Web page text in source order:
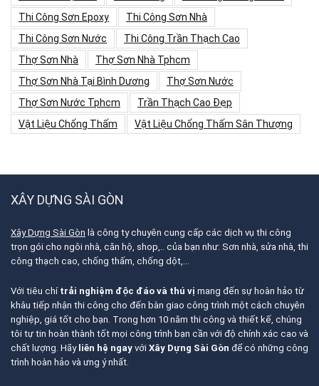
Thi Công Sơn Epoxy
Thi Công Sơn Nhà
Thi Công Sơn Nước
Thi Công Trần Thạch Cao
Thợ Sơn Nhà
Thợ Sơn Nhà Tphcm
Thợ Sơn Nhà Tại Bình Dương
Thợ Sơn Nước
Thợ Sơn Nước Tphcm
Trần Thạch Cao Đẹp
Vật Liệu Chống Thấm
Vật Liệu Chống Thấm Sân Thượng
XÂY DỰNG SÀI GÒN
Xây Dựng Sài Gòn là công ty chuyên cung cấp các dịch vụ thi công
trọn gói cho ngôi nhà, căn hộ, shop,.. của bạn như: Sơn nhà, sửa nhà, thi
công thạch cao, chống thấm, chống dột,…
Với tiêu chí trải nghiệm độc đáo và thú vị mang đến sự hoàn hảo từ
khâu tiếp nhận thi công cho đến bàn giao công trình một cách chuyên
nghiệp, giá tốt cho bạn. Trong hơn 10 năm thi công và thiết kế, chúng
tôi tự tin hoàn thành tốt mọi công trình bạn cần với độ chính xác cao và
chất lượng. Hãy liên hệ ngay với Xây Dựng Sài Gòn để có những công
trình hoàn hảo và ưng ý nhất.